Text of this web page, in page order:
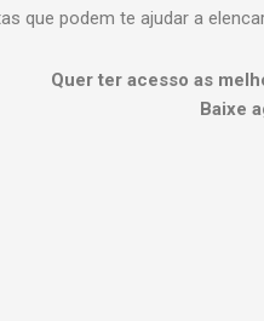
que podem te ajudar a
Quer ter acesso as
Baixe